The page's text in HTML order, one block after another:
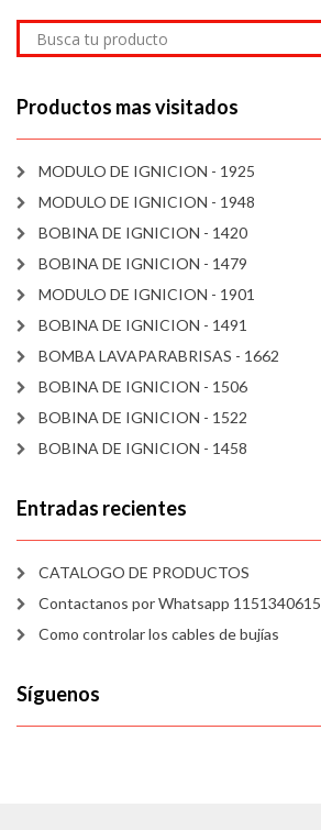
Productos mas visitados
MODULO DE IGNICION - 1925
MODULO DE IGNICION - 1948
BOBINA DE IGNICION - 1420
BOBINA DE IGNICION - 1479
MODULO DE IGNICION - 1901
BOBINA DE IGNICION - 1491
BOMBA LAVAPARABRISAS - 1662
BOBINA DE IGNICION - 1506
BOBINA DE IGNICION - 1522
BOBINA DE IGNICION - 1458
Entradas recientes
CATALOGO DE PRODUCTOS
Contactanos por Whatsapp 1151340615
Como controlar los cables de bujías
Síguenos